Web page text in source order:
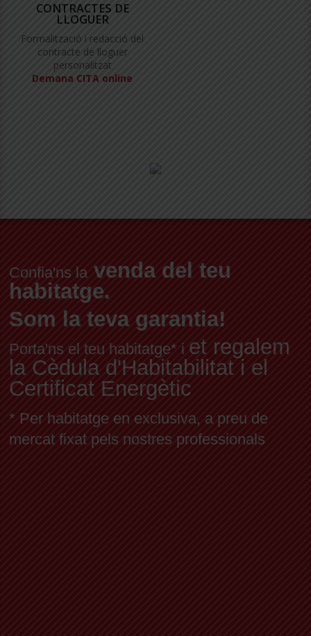
CONTRACTES DE
LLOGUER
Formalització i redacció del
contracte de lloguer
personalitzat
Demana CITA online
Confia'ns la venda del teu
habitatge.
Som la teva garantia!
Porta'ns el teu habitatge* i et regalem
la Cèdula d'Habitabilitat i el
Certificat Energètic
* Per habitatge en exclusiva, a preu de
mercat fixat pels nostres professionals